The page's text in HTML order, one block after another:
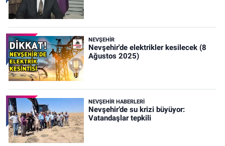
NEVŞEHIR
Nevşehir'de elektrikler kesilecek (8
Ağustos 2025)
NEVŞEHIR HABERLERI
Nevşehir’de su krizi büyüyor:
Vatandaşlar tepkili